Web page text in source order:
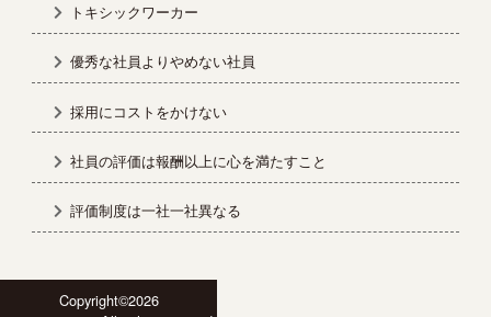
トキシックワーカー
優秀な社員よりやめない社員
採用にコストをかけない
社員の評価は報酬以上に心を満たすこと
評価制度は一社一社異なる
Copyright©2026